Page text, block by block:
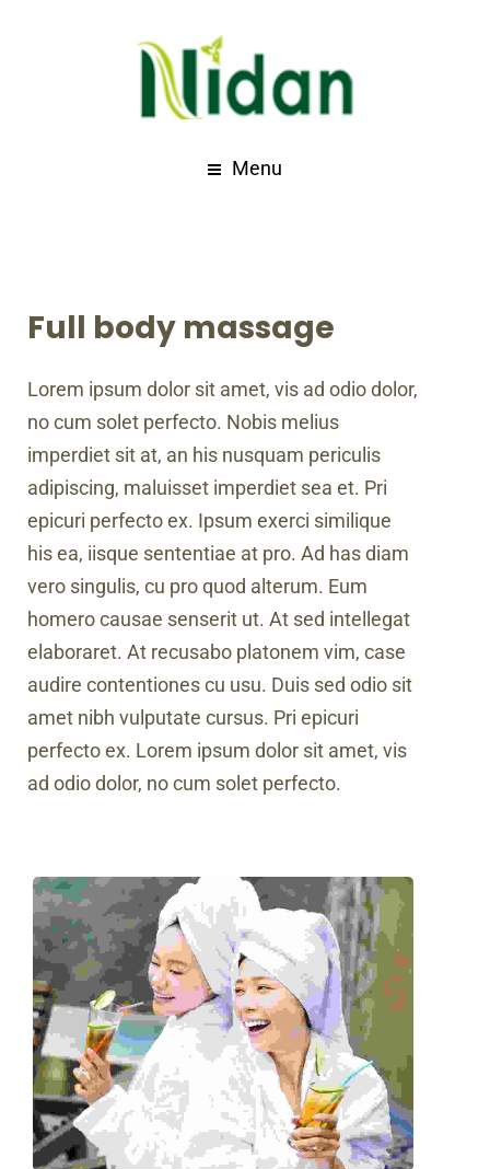
Menu
Full body massage
Lorem ipsum dolor sit amet, vis ad odio dolor,
no cum solet perfecto. Nobis melius
imperdiet sit at, an his nusquam periculis
adipiscing, maluisset imperdiet sea et. Pri
epicuri perfecto ex. Ipsum exerci similique
his ea, iisque sententiae at pro. Ad has diam
vero singulis, cu pro quod alterum. Eum
homero causae senserit ut. At sed intellegat
elaboraret. At recusabo platonem vim, case
audire contentiones cu usu. Duis sed odio sit
amet nibh vulputate cursus. Pri epicuri
perfecto ex. Lorem ipsum dolor sit amet, vis
ad odio dolor, no cum solet perfecto.